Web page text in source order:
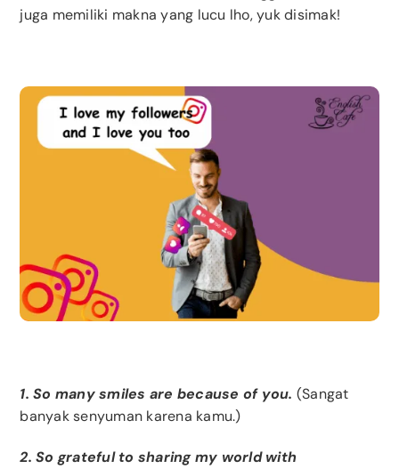
juga memiliki makna yang lucu lho, yuk disimak!
1. So many smiles are because of you. (Sangat
banyak senyuman karena kamu.)
2. So grateful to sharing my world with